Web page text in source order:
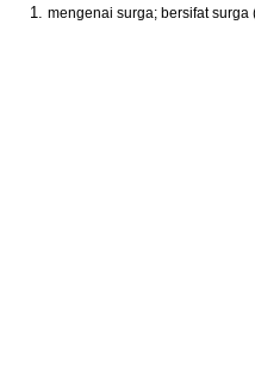
mengenai surga; bersifat surga